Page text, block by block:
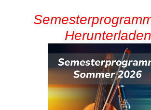
Herunterladen